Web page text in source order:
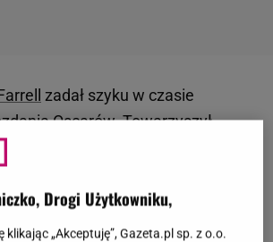
zadał szyku w czasie
Oscarów.Towarzyszył
tylko na ściance, ale i na gali
najważniejszego aktorskiego
zabrał nastolatka ze sobą,
Drogi Użytkowniku,
klikając „Akceptuję”, Gazeta.pl sp. z o.o.